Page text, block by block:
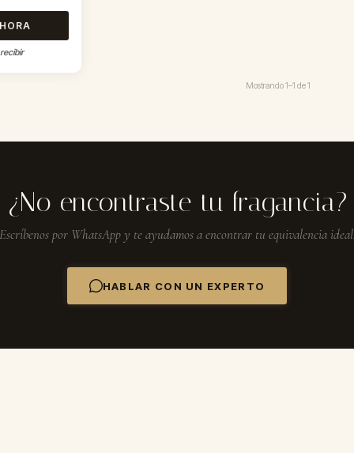
Mostrando1–1 de1
¿No encontraste tu fragancia?
Escríbenos por WhatsApp y te ayudamos a encontrar tu equivalencia
HABLAR CON UN EXPERTO